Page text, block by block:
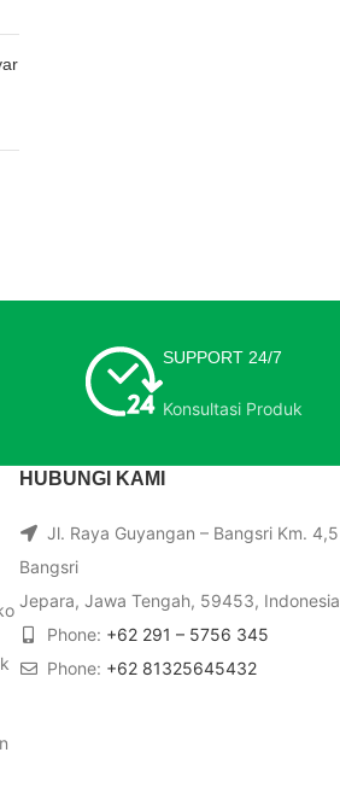
SUPPORT 24/7
Konsultasi Produk
HUBUNGI KAMI
Jl. Raya Guyangan – Bangsri Km. 4,5
Bangsri
Jepara, Jawa Tengah, 59453, Indonesia
Phone: +62 291 – 5756 345
Phone: +62 81325645432